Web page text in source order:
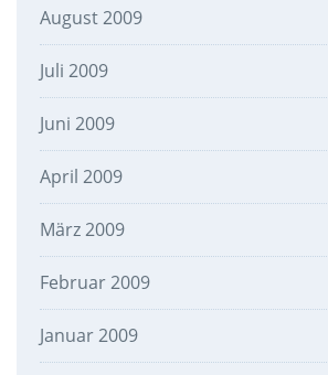
August 2009
Juli 2009
Juni 2009
April 2009
März 2009
Februar 2009
Januar 2009